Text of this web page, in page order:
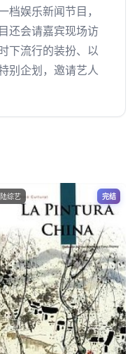
档娱乐新闻节目，
还会请嘉宾现场访
下流行的装扮、以
别企划，邀请艺人
综艺 完结